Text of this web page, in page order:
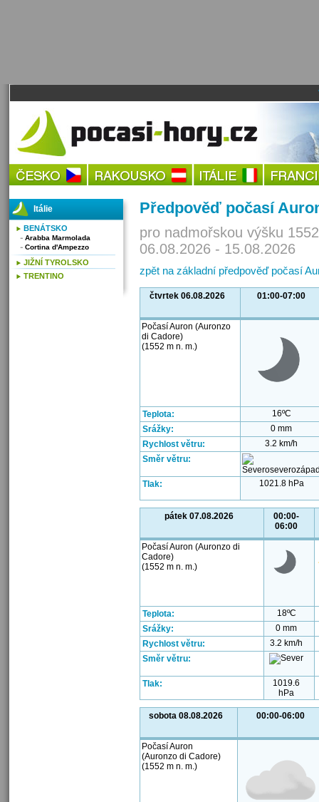
Předpověď počasí
pro nadmořskou výšku
06.08.2026 - 15.08.2026
zpět na základní předpověď počasí
čtvrtek 06.08.2026 01:00-07:00
Počasí Auron (Auronzo
di Cadore)
(1552 m n. m.)
Teplota:
16ºC
Srážky:
0 mm
Rychlost větru:
3.2 km/h
Směr větru:
Tlak: 1021.8 hPa
pátek 07.08.2026
00:00-
06:00
Počasí Auron (Auronzo di
Cadore)
(1552 m n. m.)
Teplota:
18ºC
Srážky:
0 mm
Rychlost větru:
3.2 km/h
Směr větru:
Tlak:
1019.6
hPa
sobota 08.08.2026 00:00-06:00
Počasí Auron
(Auronzo di Cadore)
(1552 m n. m.)
Itálie
BENÁTSKO
Arabba Marmolada
Cortina d'Ampezzo
JIŽNÍ TYROLSKO
TRENTINO